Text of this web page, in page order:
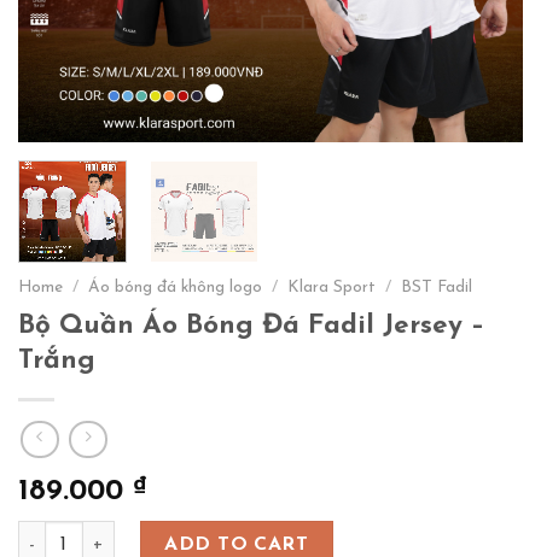
Home / Áo bóng đá không logo / Klara Sport / BST Fadil
Bộ Quần Áo Bóng Đá Fadil Jersey –
Trắng
189.000 ₫
Bộ Quần Áo Bóng Đá Fadil Jersey – Trắng quantity
ADD TO CART